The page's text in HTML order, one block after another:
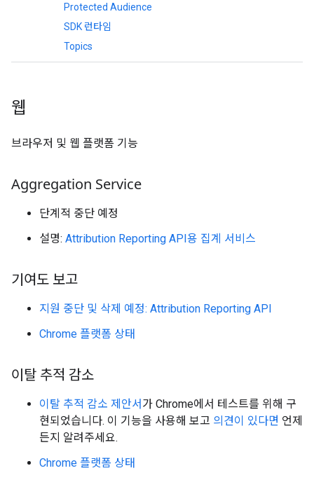
Protected Audience
SDK 런타임
Topics
웹
브라우저 및 웹 플랫폼 기능
Aggregation Service
단계적 중단 예정
설명: Attribution Reporting API용 집계 서비스
기여도 보고
지원 중단 및 삭제 예정: Attribution Reporting API
Chrome 플랫폼 상태
이탈 추적 감소
이탈 추적 감소 제안서 가 Chrome에서 테스트를 위해 구
현되었습니다. 이 기능을 사용해 보고 의견이 있다면 언제
든지 알려주세요.
Chrome 플랫폼 상태